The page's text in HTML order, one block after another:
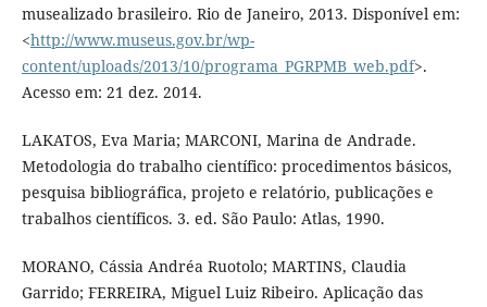
musealizado brasileiro. Rio de Janeiro, 2013. Disponível em:
<http://www.museus.gov.br/wp-
content/uploads/2013/10/programa_PGRPMB_web.pdf>.
Acesso em: 21 dez. 2014.
LAKATOS, Eva Maria; MARCONI, Marina de Andrade.
Metodologia do trabalho científico: procedimentos básicos,
pesquisa bibliográfica, projeto e relatório, publicações e
trabalhos científicos. 3. ed. São Paulo: Atlas, 1990.
MORANO, Cássia Andréa Ruotolo; MARTINS, Claudia
Garrido; FERREIRA, Miguel Luiz Ribeiro. Aplicação das